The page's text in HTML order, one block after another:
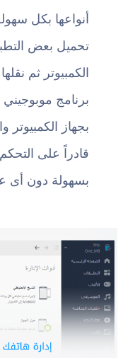
أنواعها بكل
تحميل بعض
الكمبيوتر ثم
برنامج
بجهاز الكمبيوتر
قادراً على
بسهولة دون أى